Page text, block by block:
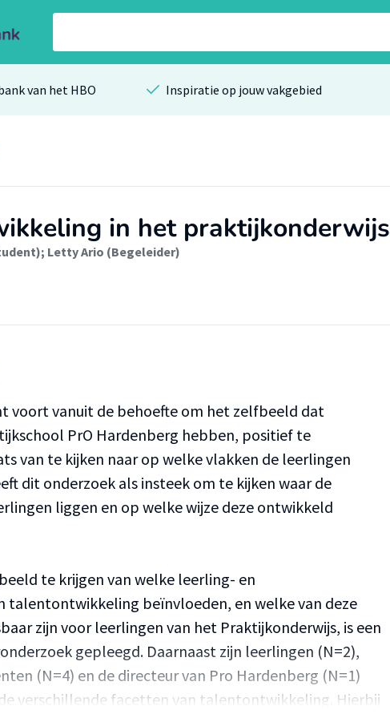
van het HBO Inspiratie op jouw vakgebied
in het praktijkonderwijs
; Letty Ario (Begeleider)
voort vanuit de behoefte om het zelfbeeld dat
PrO Hardenberg hebben, positief te
van te kijken naar op welke vlakken de leerlingen
dit onderzoek als insteek om te kijken waar de
liggen en op welke wijze deze ontwikkeld
te krijgen van welke leerling- en
talentontwikkeling beïnvloeden, en welke van deze
zijn voor leerlingen van het Praktijkonderwijs, is een
gepleegd. Daarnaast zijn leerlingen (N=2),
(N=4) en de directeur van Pro Hardenberg (N=1)
verschillende facetten van talentontwikkeling. Hierbij